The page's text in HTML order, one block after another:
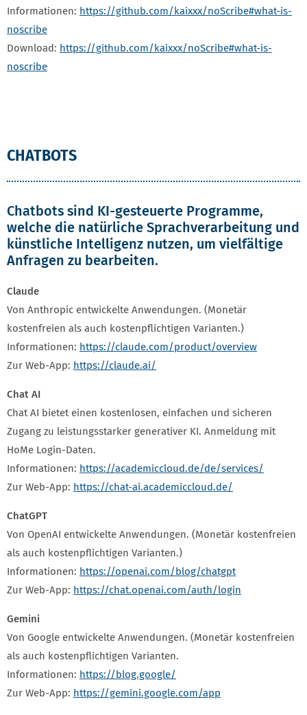
Informationen: https://github.com/kaixxx/noScribe#what-is-
noscribe
Download: https://github.com/kaixxx/noScribe#what-is-
noscribe
CHATBOTS
Chatbots sind KI-gesteuerte Programme,
welche die natürliche Sprachverarbeitung und
künstliche Intelligenz nutzen, um vielfältige
Anfragen zu bearbeiten.
Claude
Von Anthropic entwickelte Anwendungen. (Monetär
kostenfreien als auch kostenpflichtigen Varianten.)
Informationen: https://claude.com/product/overview
Zur Web-App: https://claude.ai/
Chat AI
Chat AI bietet einen kostenlosen, einfachen und sicheren
Zugang zu leistungsstarker generativer KI. Anmeldung mit
HoMe Login-Daten.
Informationen: https://academiccloud.de/de/services/
Zur Web-App: https://chat-ai.academiccloud.de/
ChatGPT
Von OpenAI entwickelte Anwendungen. (Monetär kostenfreien
als auch kostenpflichtigen Varianten.)
Informationen: https://openai.com/blog/chatgpt
Zur Web-App: https://chat.openai.com/auth/login
Gemini
Von Google entwickelte Anwendungen. (Monetär kostenfreien
als auch kostenpflichtigen Varianten.
Informationen: https://blog.google/
Zur Web-App: https://gemini.google.com/app